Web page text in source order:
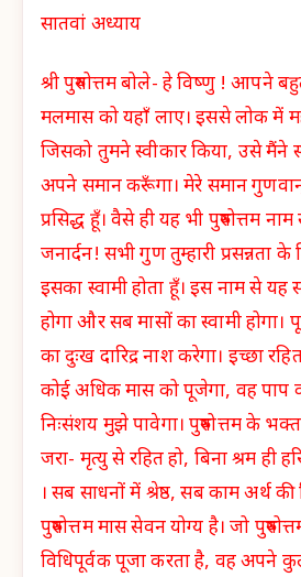
सातवां अध्याय
श्री पुरुषोत्तम बोले- हे विष्णु ! आपने
मलमास को यहाँ लाए। इससे लोक में
जिसको तुमने स्वीकार किया, उसे मैंने
अपने समान करूँगा। मेरे समान
प्रसिद्ध हूँ। वैसे ही यह भी पुरुषोत्तम
जनार्दन! सभी गुण तुम्हारी प्रसन्नता
इसका स्वामी होता हूँ। इस नाम से यह
होगा और सब मासों का स्वामी
का दुःख दारिद्र नाश करेगा। इच्छा
कोई अधिक मास को पूजेगा, वह पाप
निःसंशय मुझे पावेगा। पुरुषोत्तम के
जरा- मृत्यु से रहित हो, बिना श्रम ही
। सब साधनों में श्रेष्ठ, सब काम अर्थ की
पुरुषोत्तम मास सेवन योग्य है। जो
विधिपूर्वक पूजा करता है, वह अपने